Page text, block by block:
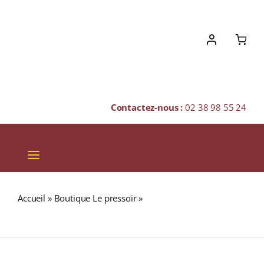
Contactez-nous :02 38 98 55 24
Toggle
Navigation
SPIRITUEUX
Accueil » Boutique Le pressoir»